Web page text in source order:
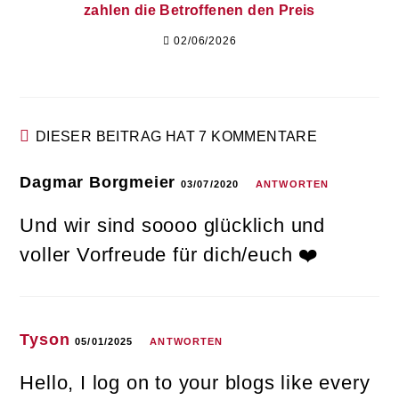
zahlen die Betroffenen den Preis
02/06/2026
DIESER BEITRAG HAT 7 KOMMENTARE
Dagmar Borgmeier03/07/2020 ANTWORTEN
Und wir sind soooo glücklich und
voller Vorfreude für dich/euch ❤️
Tyson 05/01/2025 ANTWORTEN
Hello, I log on to your blogs like every